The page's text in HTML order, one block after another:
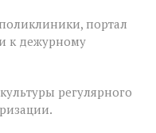
портал
к дежурному
регулярного